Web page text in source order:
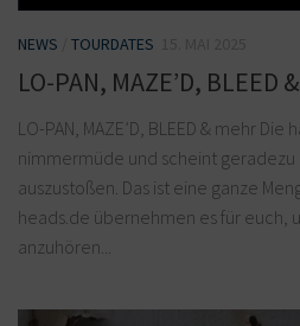
NEWS TOURDATES
LO-PAN, MAZE’D, BLEED
LO-PAN, MAZE’D, BLEED & mehr Die
nimmermüde und scheint geradezu
auszustoßen. Das ist eine ganze
heads.de übernehmen es für euch,
anzuhören...